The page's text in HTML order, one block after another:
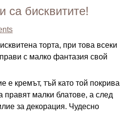
са бисквитите!
торта, при това всеки
с малко фантазия свой
е кремът, тъй като той покрива
правят малки блатове, а след
за декорация. Чудесно